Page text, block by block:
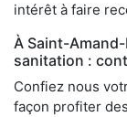
intérêt à faire
À Saint-
sanitation :
Confiez nous
façon profiter